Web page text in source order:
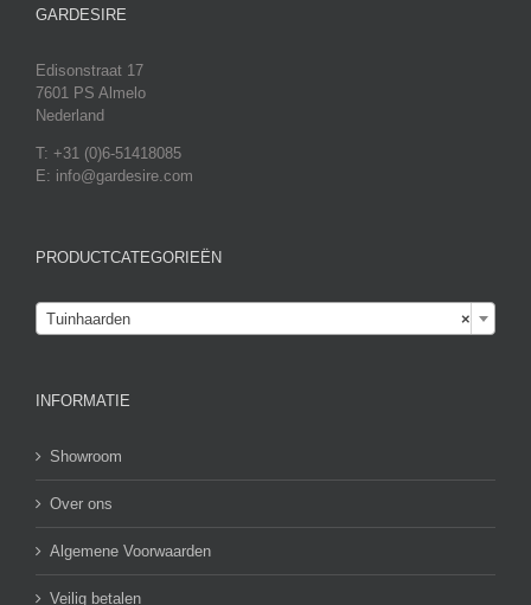
GARDESIRE
Edisonstraat 17
7601 PS Almelo
Nederland
T: +31 (0)6-51418085
E: info@gardesire.com
PRODUCTCATEGORIEËN
×
Tuinhaarden
INFORMATIE
Showroom
Over ons
Algemene Voorwaarden
Veilig betalen